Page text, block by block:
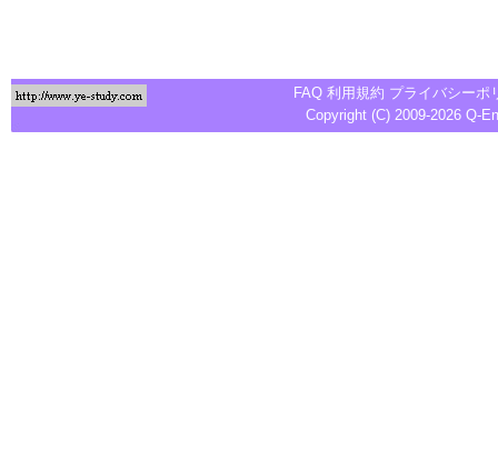
FAQ 利用規約 プライバシーポ
Copyright (C) 2009-2026 Q-